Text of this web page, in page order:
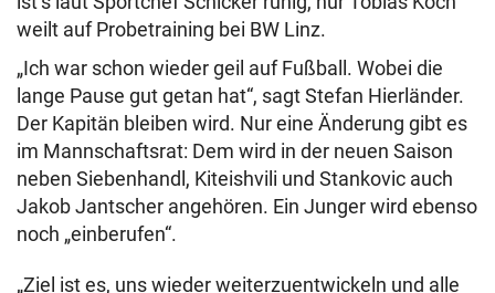
weilt auf Probetraining bei BW Linz.
„Ich war schon wieder geil auf Fußball. Wobei die
lange Pause gut getan hat“, sagt Stefan Hierländer.
Der Kapitän bleiben wird. Nur eine Änderung gibt es
im Mannschaftsrat: Dem wird in der neuen Saison
neben Siebenhandl, Kiteishvili und Stankovic auch
Jakob Jantscher angehören. Ein Junger wird ebenso
noch „einberufen“.
„Ziel ist es, uns wieder weiterzuentwickeln und alle